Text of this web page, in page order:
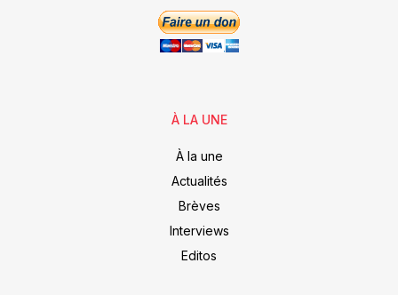
À LA UNE
À la une
Actualités
Brèves
Interviews
Editos